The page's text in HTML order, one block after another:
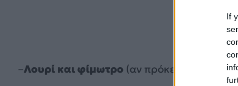
If
–Λουρί και φίμωτρο (αν πρόκειται για